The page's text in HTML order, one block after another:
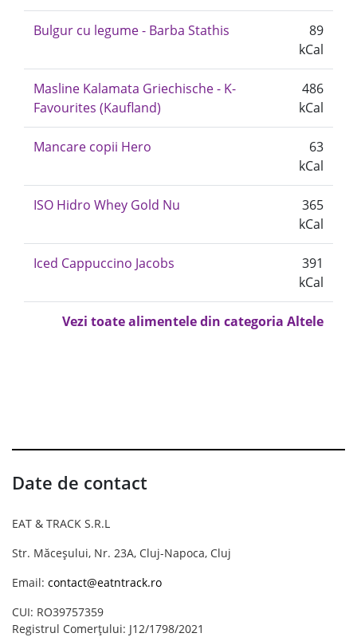
Bulgur cu legume - Barba Stathis
89
kCal
Masline Kalamata Griechische - K-
Favourites (Kaufland)
486
kCal
Mancare copii Hero
63
kCal
ISO Hidro Whey Gold Nu
365
kCal
Iced Cappuccino Jacobs
391
kCal
Vezi toate alimentele din categoria Altele
Date de contact
EAT & TRACK S.R.L
Str. Măceșului, Nr. 23A, Cluj-Napoca, Cluj
Email: contact@eatntrack.ro
CUI: RO39757359
Registrul Comerțului: J12/1798/2021